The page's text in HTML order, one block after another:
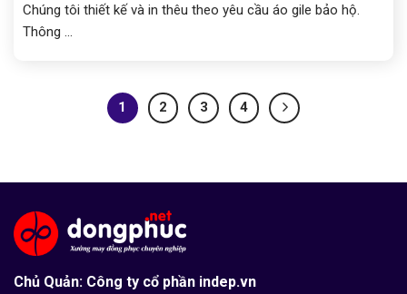
Chúng tôi thiết kế và in thêu theo yêu cầu áo gile bảo hộ.
Thông ...
1 2 3 4
Chủ Quản: Công ty cổ phần indep.vn